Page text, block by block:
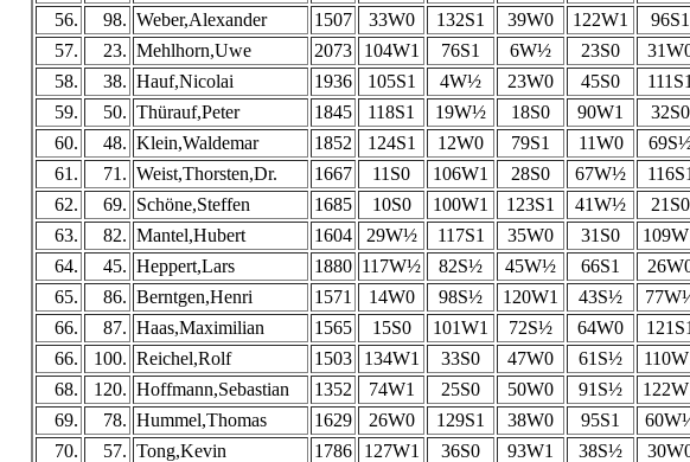
56.
98. Weber,Alexander 1507 33W0 132S1 39W0 122W1 96S1
57.
23. Mehlhorn,Uwe 2073 104W1 76S1 6W½ 23S0
58.
38. Hauf,Nicolai 1936 105S1 4W½ 23W0 45S0 111S1
59.
50. Thürauf,Peter 1845 118S1 19W½ 18S0 90W1 32S0
60.
48. Klein,Waldemar 1852 124S1 12W0 79S1 11W0
61.
71. Weist,Thorsten,Dr. 1667 11S0 106W1 28S0 67W½ 116S1
62.
69. Schöne,Steffen 1685 10S0 100W1 123S1 41W½ 21S0
63.
82. Mantel,Hubert 1604 29W½ 117S1 35W0 31S0
64.
45. Heppert,Lars 1880 117W½ 82S½ 45W½ 66S1
65.
86. Berntgen,Henri 1571 14W0 98S½ 120W1 43S½
66.
87. Haas,Maximilian 1565 15S0 101W1 72S½ 64W0 121S1
66.
100. Reichel,Rolf 1503 134W1 33S0 47W0 61S½
68.
120. Hoffmann,Sebastian 1352 74W1 25S0 50W0 91S½
69.
78. Hummel,Thomas 1629 26W0 129S1 38W0 95S1
70.
57. Tong,Kevin 1786 127W1 36S0 93W1 38S½